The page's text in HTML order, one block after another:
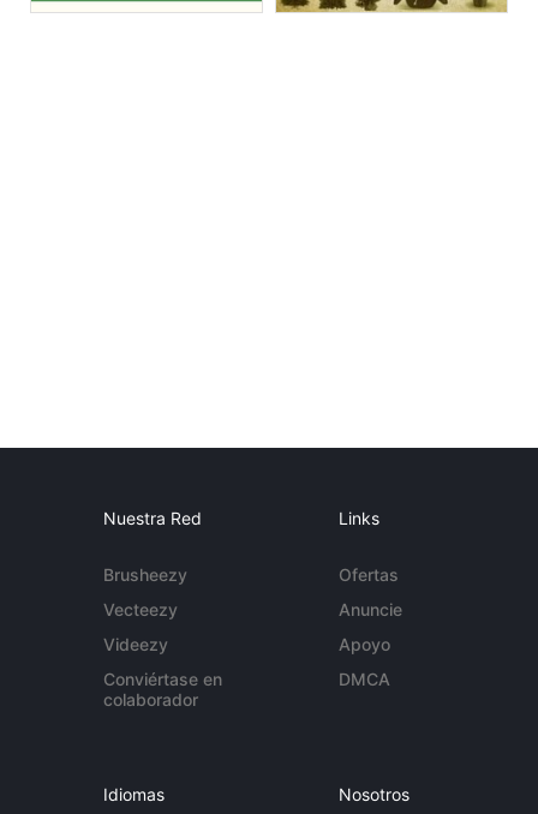
Nuestra Red
Brusheezy
Vecteezy
Videezy
Conviértase en
colaborador
Links
Ofertas
Anuncie
Apoyo
DMCA
Idiomas Nosotros